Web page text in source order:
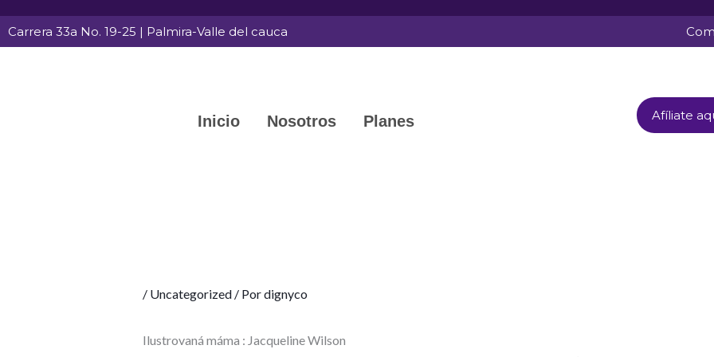
Carrera 33a No. 19-25 | Palmira-Valle del cauca
Inicio Nosotros Planes Afíliate
/ Uncategorized/ Pordignyco
Ilustrovaná máma : Jacqueline Wilson